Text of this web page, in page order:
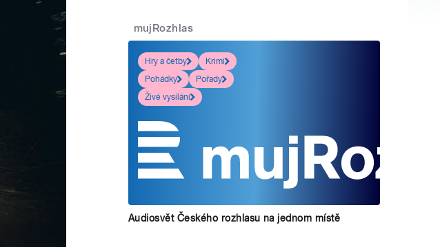
mujRozhlas
Hry a četby
Krimi
Pohádky
Pořady
Živé vysílání
Audiosvět Českého rozhlasu na jednom místě